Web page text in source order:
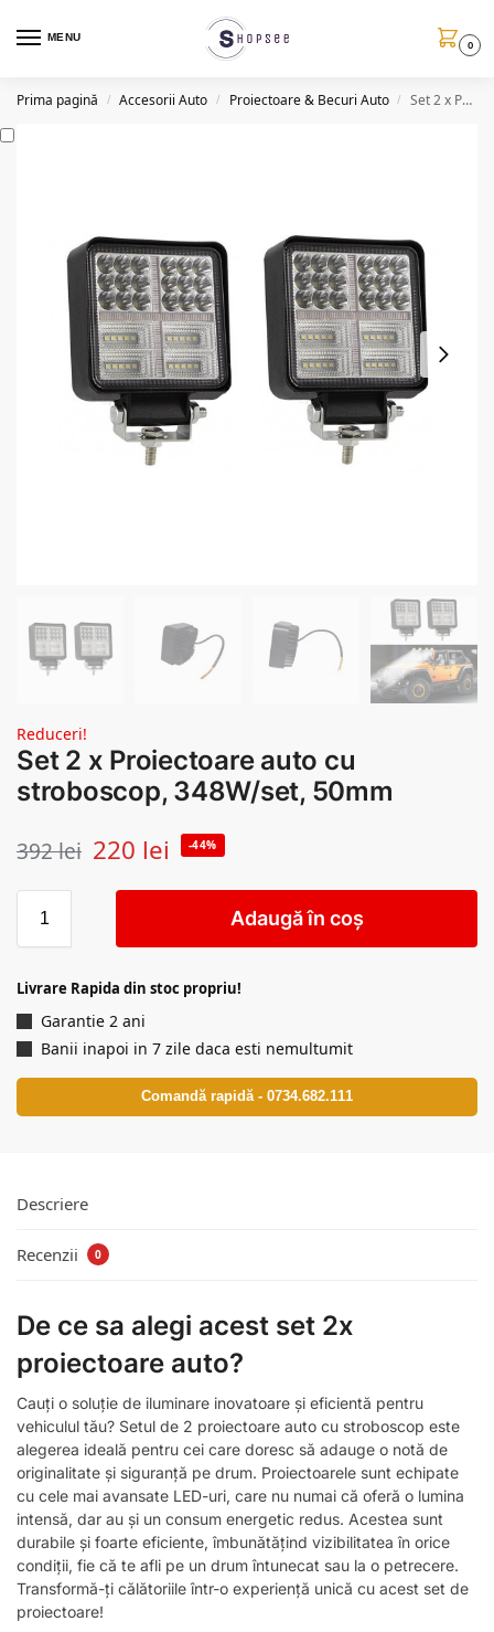
MENU
0
Prima pagină / Accesorii Auto / Proiectoare & Becuri Auto / Set 2 x Proiectoare auto cu stroboscop, 348W/set, 50mm
Reduceri!
Set 2 x Proiectoare auto cu
stroboscop, 348W/set, 50mm
392lei 220 lei -44%
Adaugă în coș
Livrare Rapida din stoc propriu!
Garantie 2 ani
Banii inapoi in 7 zile daca esti nemultumit
Comandă rapidă - 0734.682.111
Descriere
Recenzii 0
De ce sa alegi acest set 2x
proiectoare auto?
Cauți o soluție de iluminare inovatoare și eficientă pentru
vehiculul tău? Setul de 2 proiectoare auto cu stroboscop este
alegerea ideală pentru cei care doresc să adauge o notă de
originalitate și siguranță pe drum. Proiectoarele sunt echipate
cu cele mai avansate LED-uri, care nu numai că oferă o lumina
intensă, dar au și un consum energetic redus. Acestea sunt
durabile și foarte eficiente, îmbunătățind vizibilitatea în orice
condiții, fie că te afli pe un drum întunecat sau la o petrecere.
Transformă-ți călătoriile într-o experiență unică cu acest set de
proiectoare!